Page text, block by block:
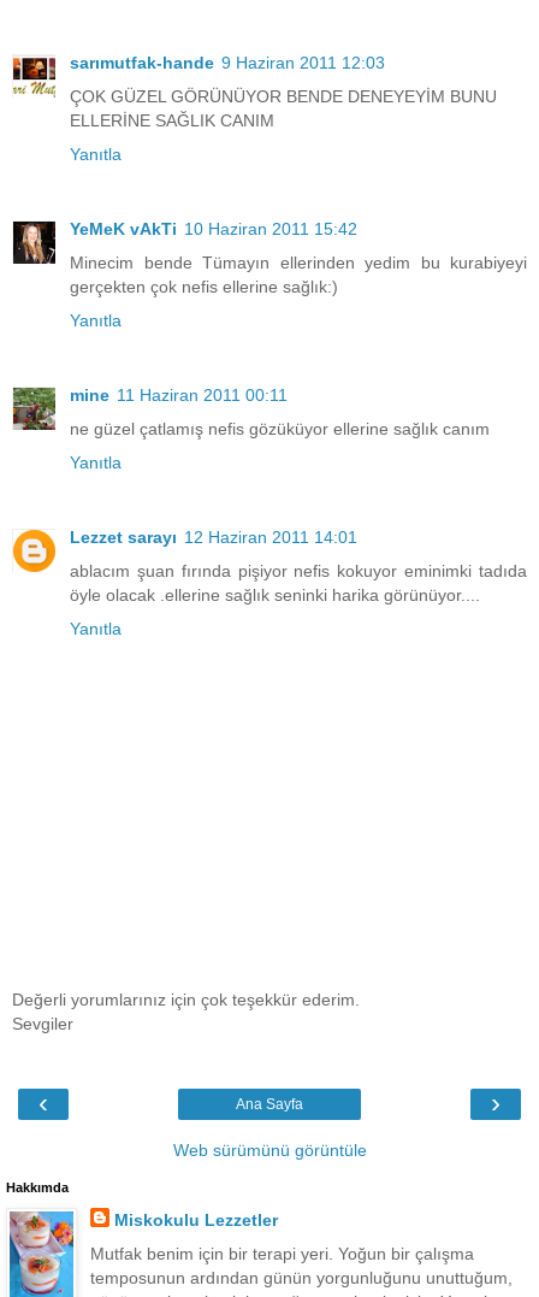
sarımutfak-hande 9 Haziran 2011 12:03
ÇOK GÜZEL GÖRÜNÜYOR BENDE DENEYEYİM BUNU
ELLERİNE SAĞLIK CANIM
Yanıtla
YeMeK vAkTi 10 Haziran 2011 15:42
Minecim bende Tümayın ellerinden yedim bu kurabiyeyi
gerçekten çok nefis ellerine sağlık:)
Yanıtla
mine 11 Haziran 2011 00:11
ne güzel çatlamış nefis gözüküyor ellerine sağlık canım
Yanıtla
Lezzet sarayı 12 Haziran 2011 14:01
ablacım şuan fırında pişiyor nefis kokuyor eminimki tadıda
öyle olacak .ellerine sağlık seninki harika görünüyor....
Yanıtla
Değerli yorumlarınız için çok teşekkür ederim.
Sevgiler
‹ ›
Ana Sayfa
Web sürümünü görüntüle
Hakkımda
Miskokulu Lezzetler
Mutfak benim için bir terapi yeri. Yoğun bir çalışma
temposunun ardından günün yorgunluğunu unuttuğum,